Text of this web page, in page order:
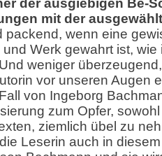
der ausgiebigen Be-
mit der
packend, wenn eine
und Werk gewahrt ist,
weniger
vor unseren Augen
von Ingeborg
zum Opfer,
ziemlich übel zu
Leserin auch in